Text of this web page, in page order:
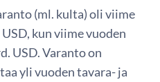
(ml. kulta) oli viime
kun viime vuoden
USD. Varanto on
yli vuoden tavara- ja